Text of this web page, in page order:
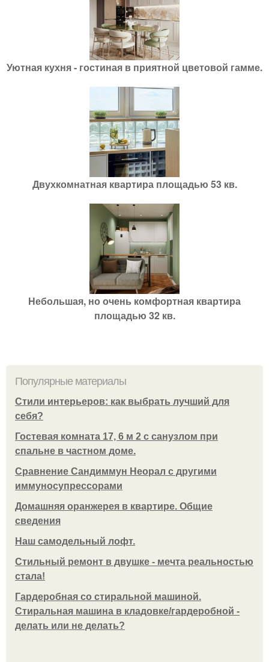
Уютная кухня - гостиная в приятной цветовой гамме.
Двухкомнатная квартира площадью 53 кв.
Небольшая, но очень комфортная квартира
площадью 32 кв.
Популярные материалы
Стили интерьеров: как выбрать лучший для
себя?
Гостевая комната 17, 6 м 2 с санузлом при
спальне в частном доме.
Сравнение Сандиммун Неорал с другими
иммуносупрессорами
Домашняя оранжерея в квартире. Общие
сведения
Наш самодельный лофт.
Стильный ремонт в двушке - мечта реальностью
стала!
Гардеробная со стиральной машиной.
Стиральная машина в кладовке/гардеробной -
делать или не делать?